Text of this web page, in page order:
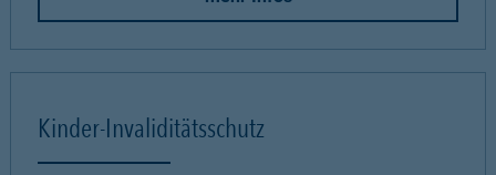
Kinder-Invaliditätsschutz